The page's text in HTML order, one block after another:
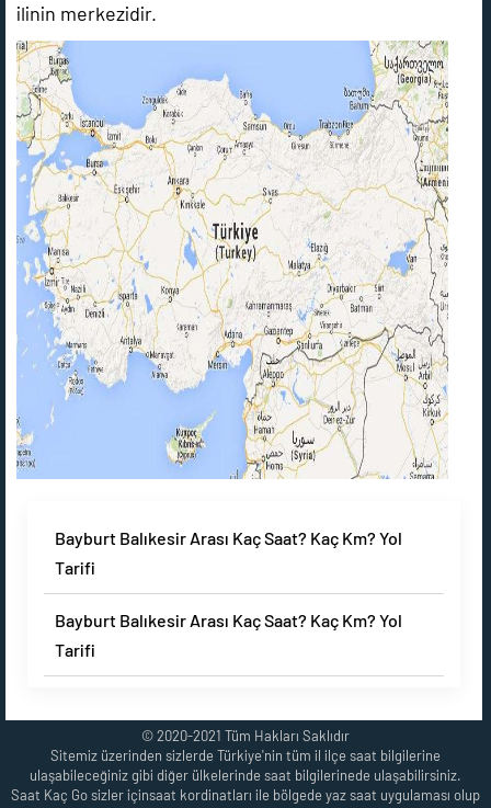
ilinin merkezidir.
Bayburt Balıkesir Arası Kaç Saat? Kaç Km? Yol
Tarifi
Bayburt Balıkesir Arası Kaç Saat? Kaç Km? Yol
Tarifi
© 2020-2021 Tüm Hakları Saklıdır
Sitemiz üzerinden sizlerde Türkiye'nin tüm il ilçe saat bilgilerine
ulaşabileceğiniz gibi diğer ülkelerinde saat bilgilerinede ulaşabilirsiniz.
Saat Kaç Go sizler içinsaat kordinatları ile bölgede yaz saat uygulaması olup